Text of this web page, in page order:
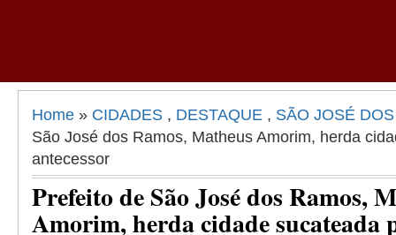
Home » CIDADES , DESTAQUE , SÃO JOSÉ
São José dos Ramos, Matheus Amorim, herda
antecessor
Prefeito de São José dos Ramos,
Amorim, herda cidade sucateada